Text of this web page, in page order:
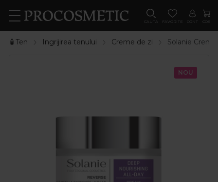
CAUTA FAVORITE CONT COS
🧴Ten Ingrijirea tenului Creme de zi Solanie
NOU